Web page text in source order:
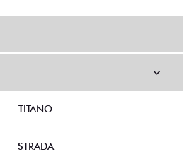
TITANO
STRADA